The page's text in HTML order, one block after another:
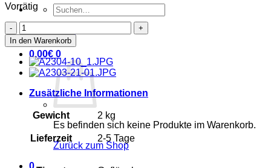
Suchen
nach:
Anmelden
0,00€ 0
Es befinden sich keine Produkte im Warenkorb.
Zurück zum Shop
0
Vorrätig
Hühnermix
2kg
Menge
In den Warenkorb
Zusätzliche Informationen
Gewicht 2 kg
Lieferzeit 2-5 Tage